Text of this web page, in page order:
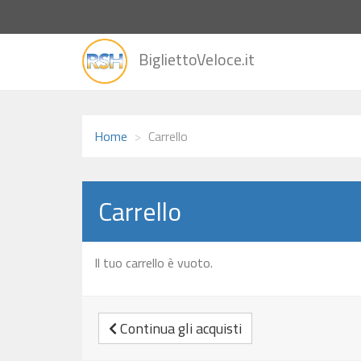
alla
BigliettoVeloce.it
Home Carrello
Carrello
Il tuo carrello è vuoto.
Continua gli acquisti